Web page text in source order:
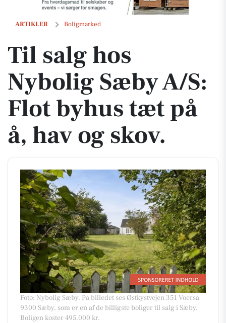
ARTIKLER Boligmarked
Til salg hos Nybolig Sæby A/S: Flot byhus tæt på å, hav og skov.
Til salg hos
Nybolig Sæby A/S:
Flot byhus tæt på
å, hav og skov.
Foto: Nybolig Sæby. På billedet ses Østkystvejen 351 Voerså
9300 Sæby, som er en af de billigste boliger til salg i Sæby.
Boligen koster 495.000 kr.